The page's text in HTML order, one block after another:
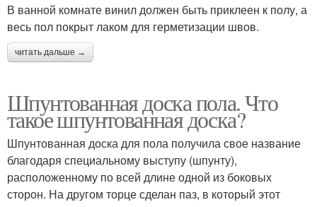
В ванной комнате винил должен быть приклеен к полу, а
весь пол покрыт лаком для герметизации швов.
читать дальше →
Шпунтованная доска пола. Что
такое шпунтованная доска?
Шпунтованная доска для пола получила свое название
благодаря специальному выступу (шпунту),
расположенному по всей длине одной из боковых
сторон. На другом торце сделан паз, в который этот